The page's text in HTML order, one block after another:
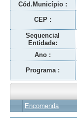
Cód.Município :
CEP :
Sequencial
Entidade:
Ano :
Programa :
Encomenda